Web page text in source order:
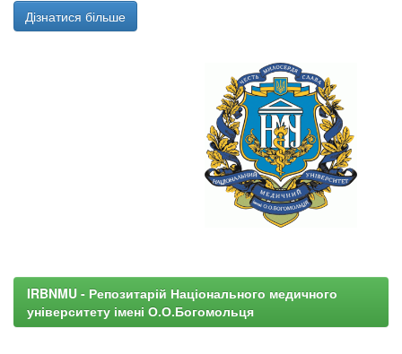
Дізнатися більше
IRBNMU - Репозитарій Національного медичного
університету імені О.О.Богомольця